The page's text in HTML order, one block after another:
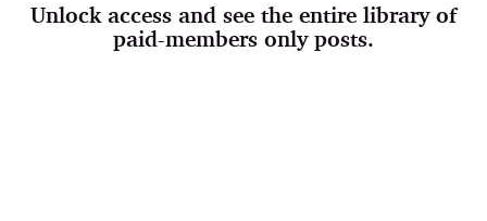
Unlock access and see the entire library of
paid-members only posts.